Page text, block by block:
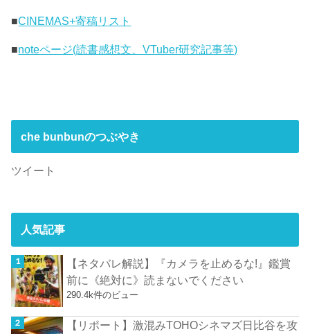
■CINEMAS+寄稿リスト
■noteページ(読書感想文、VTuber研究記事等)
che bunbunのつぶやき
ツイート
人気記事
【ネタバレ解説】『カメラを止めるな!』鑑賞
前に《絶対に》読まないでください
290.4k件のビュー
【リポート】激混みTOHOシネマズ日比谷を攻